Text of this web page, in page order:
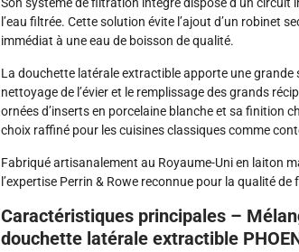
l’eau filtrée. Cette solution évite l’ajout d’un robinet
immédiat à une eau de boisson de qualité.
La douchette latérale extractible apporte une grande
nettoyage de l’évier et le remplissage des grands
ornées d’inserts en porcelaine blanche et sa finition
choix raffiné pour les cuisines classiques comme
Fabriqué artisanalement au Royaume-Uni en laiton
l’expertise Perrin & Rowe reconnue pour la qualité
Caractéristiques principales –
douchette latérale extractible